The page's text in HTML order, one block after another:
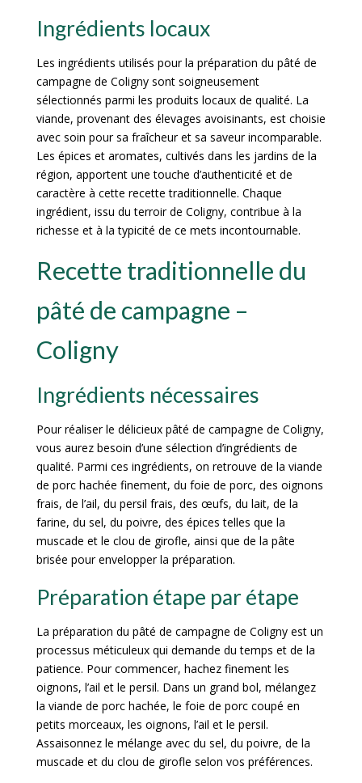
Ingrédients locaux
Les ingrédients utilisés pour la préparation du pâté de
campagne de Coligny sont soigneusement
sélectionnés parmi les produits locaux de qualité. La
viande, provenant des élevages avoisinants, est choisie
avec soin pour sa fraîcheur et sa saveur incomparable.
Les épices et aromates, cultivés dans les jardins de la
région, apportent une touche d’authenticité et de
caractère à cette recette traditionnelle. Chaque
ingrédient, issu du terroir de Coligny, contribue à la
richesse et à la typicité de ce mets incontournable.
Recette traditionnelle du
pâté de campagne –
Coligny
Ingrédients nécessaires
Pour réaliser le délicieux pâté de campagne de Coligny,
vous aurez besoin d’une sélection d’ingrédients de
qualité. Parmi ces ingrédients, on retrouve de la viande
de porc hachée finement, du foie de porc, des oignons
frais, de l’ail, du persil frais, des œufs, du lait, de la
farine, du sel, du poivre, des épices telles que la
muscade et le clou de girofle, ainsi que de la pâte
brisée pour envelopper la préparation.
Préparation étape par étape
La préparation du pâté de campagne de Coligny est un
processus méticuleux qui demande du temps et de la
patience. Pour commencer, hachez finement les
oignons, l’ail et le persil. Dans un grand bol, mélangez
la viande de porc hachée, le foie de porc coupé en
petits morceaux, les oignons, l’ail et le persil.
Assaisonnez le mélange avec du sel, du poivre, de la
muscade et du clou de girofle selon vos préférences.